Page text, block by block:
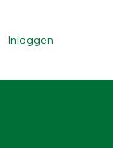
Inloggen